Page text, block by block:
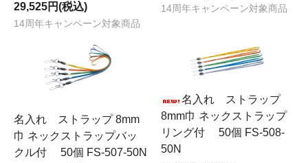
29,525円(税込)
14周年キャンペーン対象商品
14周年キャンペーン対象商品
名入れ ストラップ 8mm
巾 ネックストラップバッ
クル付 50個 FS-507-50N
名入れ ストラップ
8mm巾 ネックストラップ
リング付 50個 FS-508-
50N